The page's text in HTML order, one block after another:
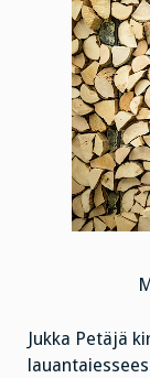
Jukka Petäjä